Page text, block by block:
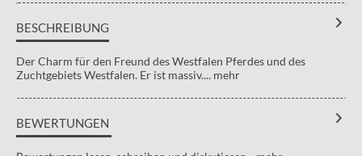
BESCHREIBUNG
Der Charm für den Freund des Westfalen Pferdes und des
Zuchtgebiets Westfalen. Er ist massiv.... mehr
BEWERTUNGEN